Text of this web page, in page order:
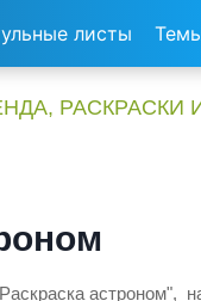
листы
РАСКРАСКИ
астроном",